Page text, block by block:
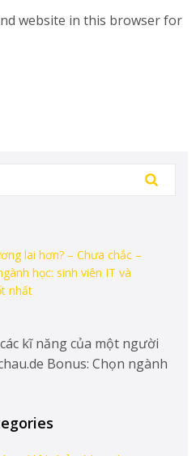
website in this browser for
lai hơn? – Chưa chắc –
học: sinh viên IT và
nhất
kĩ năng của một người
Bonus: Chọn ngành